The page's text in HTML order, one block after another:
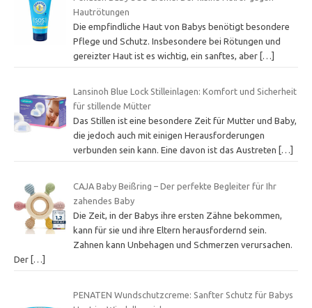
Hautrötungen
Die empfindliche Haut von Babys benötigt besondere
Pflege und Schutz. Insbesondere bei Rötungen und
gereizter Haut ist es wichtig, ein sanftes, aber […]
Lansinoh Blue Lock Stilleinlagen: Komfort und Sicherheit
für stillende Mütter
Das Stillen ist eine besondere Zeit für Mutter und Baby,
die jedoch auch mit einigen Herausforderungen
verbunden sein kann. Eine davon ist das Austreten
[…]
CAJA Baby Beißring – Der perfekte Begleiter für Ihr
zahendes Baby
Die Zeit, in der Babys ihre ersten Zähne bekommen,
kann für sie und ihre Eltern herausfordernd sein.
Zahnen kann Unbehagen und Schmerzen verursachen.
Der […]
PENATEN Wundschutzcreme: Sanfter Schutz für Babys